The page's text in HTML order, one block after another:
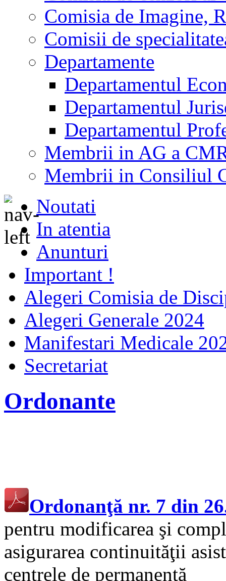
Comisia de Imagine,
Comisii de
Departamente
Departamentul
Departamentul
Departamentul
Membrii in AG a
Membrii in Consiliul
Noutati
In atentia
Anunturi
Important !
Alegeri Comisia de
Alegeri Generale 2024
Manifestari Medicale
Secretariat
Ordonante
Ordonanţă nr. 7 din
pentru modificarea şi
asigurarea continuităţii
centrele de permanenţă